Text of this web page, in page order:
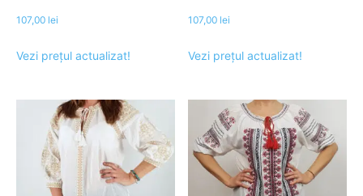
107,00 lei
Vezi prețul actualizat!
107,00 lei
Vezi prețul actualizat!